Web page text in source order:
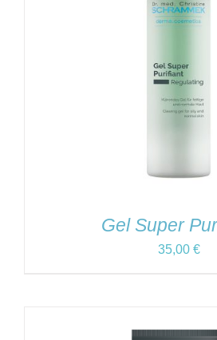
Gel Super
35,00 €